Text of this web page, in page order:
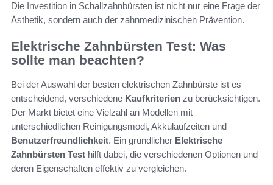
Die Investition in Schallzahnbürsten ist nicht nur eine Frage der
Ästhetik, sondern auch der zahnmedizinischen Prävention.
Elektrische Zahnbürsten Test: Was
sollte man beachten?
Bei der Auswahl der besten elektrischen Zahnbürste ist es
entscheidend, verschiedene Kaufkriterien zu berücksichtigen.
Der Markt bietet eine Vielzahl an Modellen mit
unterschiedlichen Reinigungsmodi, Akkulaufzeiten und
Benutzerfreundlichkeit. Ein gründlicher Elektrische
Zahnbürsten Test hilft dabei, die verschiedenen Optionen und
deren Eigenschaften effektiv zu vergleichen.